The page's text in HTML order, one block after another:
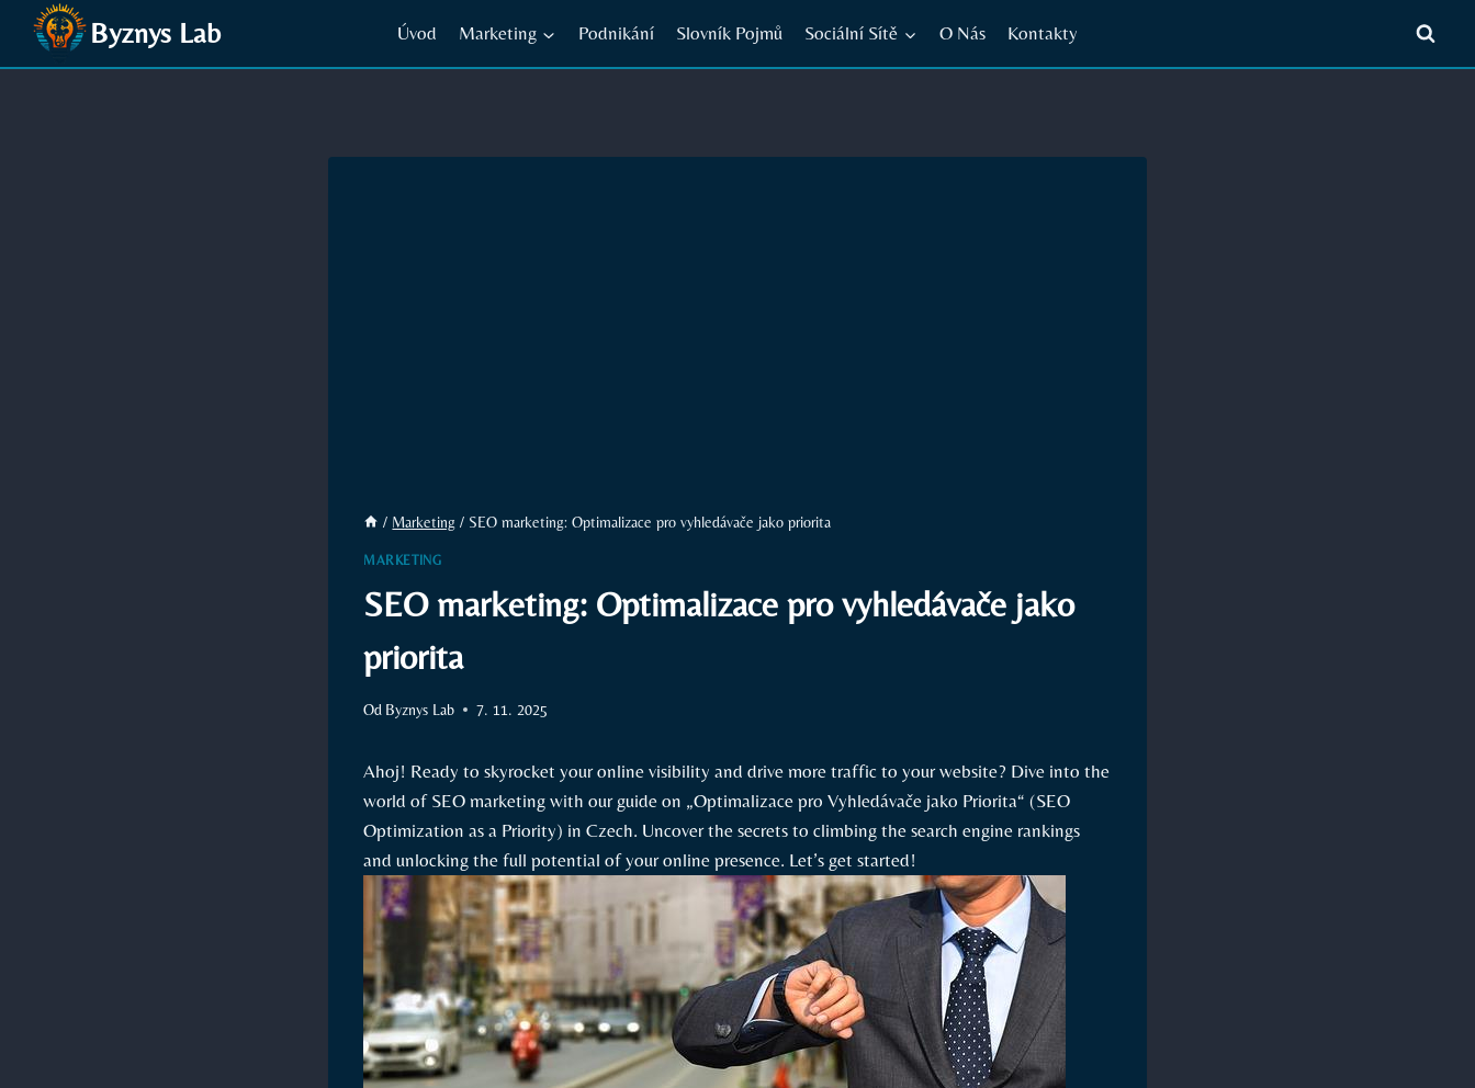
Přeskočit
obsah
Byznys Lab Úvod Marketing Podnikání Slovník Pojmů Sociální Sítě O Nás Kontakty
/ Marketing / SEO marketing: Optimalizace pro vyhledávače jako priorita
MARKETING
SEO marketing: Optimalizace pro vyhledávače jako
priorita
Od Byznys Lab 7. 11. 2025
Ahoj! Ready​ to skyrocket ⁣your online visibility and drive more traffic to your website? Dive ‌into the
world of SEO marketing with our guide on „Optimalizace pro Vyhledávače jako Priorita“ (SEO
Optimization as a Priority) in Czech. ‌Uncover the secrets to ⁣climbing the search engine ⁣rankings
and unlocking the full potential of your online presence. Let’s get started!